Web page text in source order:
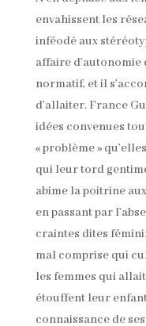
envahissent les
inféodé aux
affaire d’autonomie
normatif, et il
d’allaiter. France
idées convenues
« problème »
qui leur tord
abime la poitrine
en passant par
craintes dites
mal comprise qui
les femmes qui
étouffent leur
connaissance de